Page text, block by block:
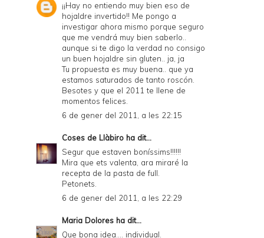
¡¡Hay no entiendo muy bien eso de
hojaldre invertido!! Me pongo a
investigar ahora mismo porque seguro
que me vendrá muy bien saberlo..
aunque si te digo la verdad no consigo
un buen hojaldre sin gluten.. ja, ja
Tu propuesta es muy buena.. que ya
estamos saturados de tanto roscón.
Besotes y que el 2011 te llene de
momentos felices.
6 de gener del 2011, a les 22:15
Coses de Llàbiro ha dit...
Segur que estaven boníssims!!!!!!
Mira que ets valenta, ara miraré la
recepta de la pasta de full.
Petonets.
6 de gener del 2011, a les 22:29
Maria Dolores ha dit...
Que bona idea.... individual.